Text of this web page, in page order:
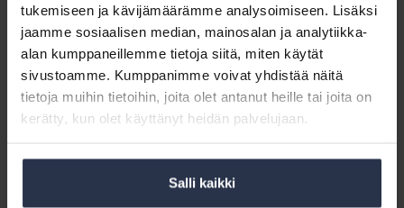
tukemiseen ja kävijämäärämme analysoimiseen. Lisäksi
jaamme sosiaalisen median, mainosalan ja analytiikka-
alan kumppaneillemme tietoja siitä, miten käytät
sivustoamme. Kumppanimme voivat yhdistää näitä
tietoja muihin tietoihin, joita olet antanut heille tai joita on
kerätty, kun olet käyttänyt heidän palvelujaan.
Salli kaikki
totisinta
totta?
muistutti postiluukusta kilahtanut yhtiökokouskutsu. Kutsun ulkoasua
koristivat...
Räväkänkin
takana
Räväkänkin otsikon takana on runsaasti tutkittua tietoa